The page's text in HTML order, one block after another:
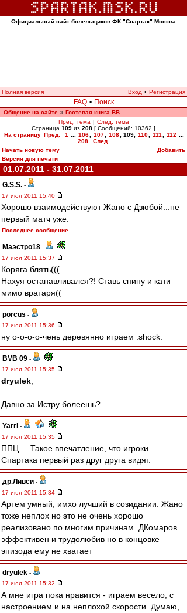
Официальный сайт болельщиков ФК "Спартак" Москва
Полная версия Вход • Регистрация
FAQ • Поиск
Общение на сайте » Гостевая книга ВВ
Пред. тема | След. тема
Страница 109 из 208 [ Сообщений: 10362 ]
На страницу Пред. 1 106 107 108 109, 110 111 112
208
След.
Начать новую тему
Добавить
Версия для печати
01.07.2011 - 31.07.2011
G.S.S. -
17 июл 2011 15:40
Хорошо взаимодействуют Жано с Дзюбой...не
первый матч уже.
Последнее сообщение
Маэстро18 -
17 июл 2011 15:37
Коряга блять(((
Нахуя останавливался?! Ставь спину и кати
мимо вратаря((
porcus -
17 июл 2011 15:36
ну о-о-о-о-чень деревянно играем :shock:
BVB 09 -
17 июл 2011 15:35
dryulek
Давно за Истру болеешь?
Yarri -
17 июл 2011 15:35
ППЦ.... Такое впечатление, что игроки
Спартака первый раз друг друга видят.
др.Ливси -
17 июл 2011 15:34
Артем умный, имхо лучший в созидании. Жано
тоже неплох но это не очень хорошо
реализовано по многим причинам. ДКомаров
эффективен и трудолюбив но в концовке
эпизода ему не хватает
dryulek -
17 июл 2011 15:32
А мне игра пока нравится - играем весело, с
настроением и на неплохой скорости. Думаю,